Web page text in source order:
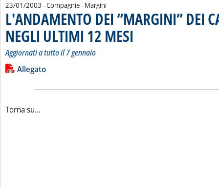
23/01/2003 - Compagnie - Margini
L'ANDAMENTO DEI “MARGINI” DEI
NEGLI ULTIMI 12 MESI
Aggiornati a tutto il 7 gennaio
Leggi tutta la notizia: 'L'ANDAMENTO DEI “MARGINI” DEI
Lista allegati PDF alla notizia
Allegato
Torna su...